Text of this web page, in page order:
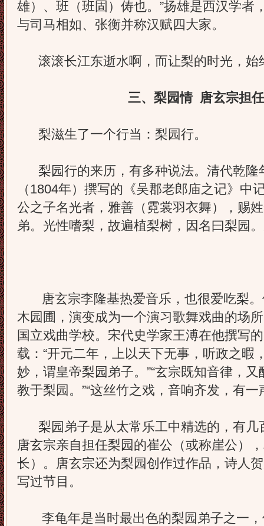
雄）、班（班固）俦也。”扬雄是西汉学者
与司马相如、张衡并称汉赋四大家。
滚滚长江东逝水啊，而让梨的时光，始
三、梨园情 唐玄宗担
梨滋生了一个行当：梨园行。
梨园行的来历，有多种说法。清代乾隆
（1804年）撰写的《吴郡老郎庙之记》中
公之子名光者，雅善（霓裳羽衣舞），赐
弟。光性嗜梨，故遍植梨树，因名曰梨园
唐玄宗李隆基热爱音乐，也很爱吃梨。
木园圃，演变成为一个演习歌舞戏曲的场
国立戏曲学校。宋代史学家王溥在他撰写
载：“开元二年，上以天下无事，听政之暇
妙，谓皇帝梨园弟子。”“玄宗既知音律，
教于梨园。”“这丝竹之戏，音响齐发，有
梨园弟子是从太常乐工中精选的，有几
唐玄宗亲自担任梨园的崔公（或称崖公）
长）。唐玄宗还为梨园创作过作品，诗人
写过节目。
李龟年是当时最出色的梨园弟子之一，